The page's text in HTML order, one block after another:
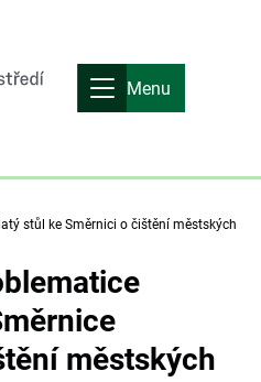
Menu
stůl ke Směrnici o čištění městských
městských